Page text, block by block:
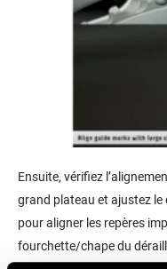
Ensuite, vérifiez
grand plateau et ajustez le
pour aligner les repères
fourchette/chape du